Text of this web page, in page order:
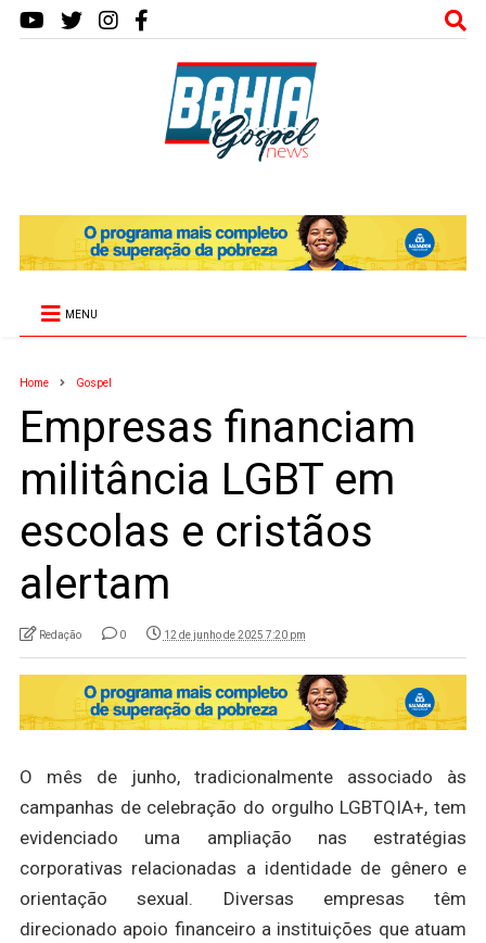
MENU
Home Gospel
Empresas financiam
militância LGBT em
escolas e cristãos
alertam
Redação 0 12 de junho de 2025 7:20 pm
O mês de junho, tradicionalmente associado às
campanhas de celebração do orgulho LGBTQIA+, tem
evidenciado uma ampliação nas estratégias
corporativas relacionadas a identidade de gênero e
orientação sexual. Diversas empresas têm
direcionado apoio financeiro a instituições que atuam